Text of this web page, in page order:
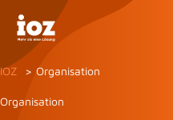
Inhalt
springen
IOZ Organisation
Organisation